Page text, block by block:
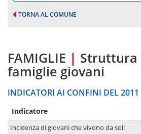
TORNA AL COMUNE
FAMIGLIE | Struttura
famiglie giovani
INDICATORI AI CONFINI DEL 2011
Indicatore
Incidenza di giovani che vivono da soli